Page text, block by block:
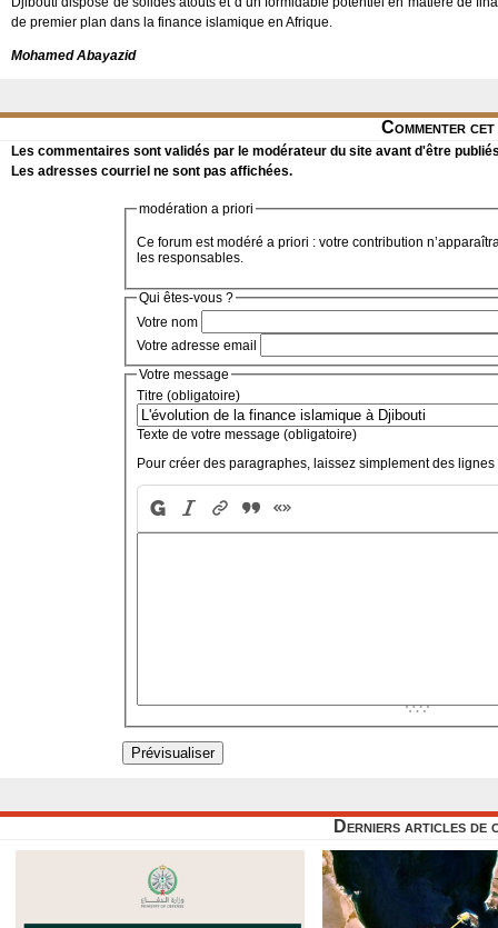
de premier plan dans la finance islamique en Afrique.
Mohamed Abayazid
Commenter
Les commentaires sont validés par le modérateur du site avant d'être
Les adresses courriel ne sont pas affichées.
modération a priori
Ce forum est modéré a priori : votre contribution
les responsables.
Qui êtes-vous ?
Votre nom
Votre adresse email
Votre message
Titre (obligatoire)
Texte de votre message (obligatoire)
Pour créer des paragraphes, laissez simplement des lignes
Derniers articles de